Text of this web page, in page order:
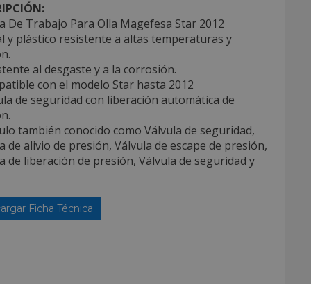
De Trabajo Para Olla Magefesa Star 2012
y plástico resistente a altas temperaturas y
al desgaste y a la corrosión.
con el modelo Star hasta 2012
de seguridad con liberación automática de
también conocido como Válvula de seguridad,
de alivio de presión, Válvula de escape de presión,
de liberación de presión, Válvula de seguridad y
Ficha Técnica